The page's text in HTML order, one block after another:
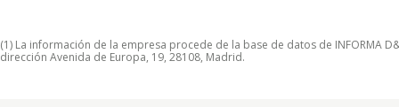
(1) La información de la empresa procede de la base de datos de INFORMA
dirección Avenida de Europa, 19, 28108, Madrid.